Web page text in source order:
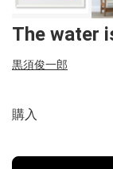
The water
黒須俊一郎
購入